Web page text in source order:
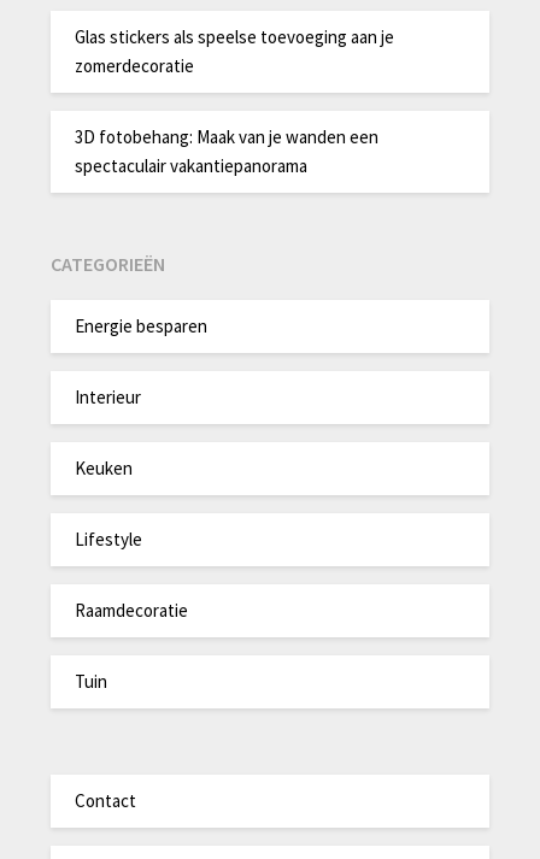
Glas stickers als speelse toevoeging aan je
zomerdecoratie
3D fotobehang: Maak van je wanden een
spectaculair vakantiepanorama
CATEGORIEËN
Energie besparen
Interieur
Keuken
Lifestyle
Raamdecoratie
Tuin
Contact